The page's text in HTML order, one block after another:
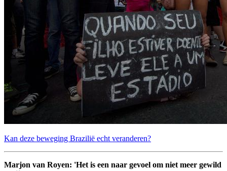
Kan deze beweging Brazilië echt veranderen?
Marjon van Royen: 'Het is een naar gevoel om niet meer gewild